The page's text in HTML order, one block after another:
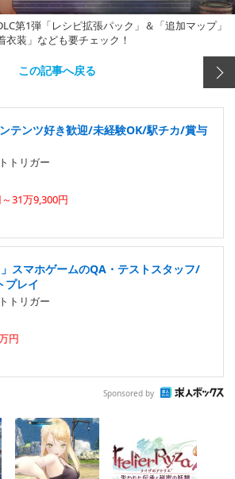
第1弾「レシピ拡張パック」＆「追加マップ」
装」なども要チェック！
この記事へ戻る
テンツ好き歓迎/未経験OK/駅チカ/賞与
トリガー
31万9,300円
」スマホゲームのQA・テストスタッフ/
プレイ
トリガー
円
Sponsored by